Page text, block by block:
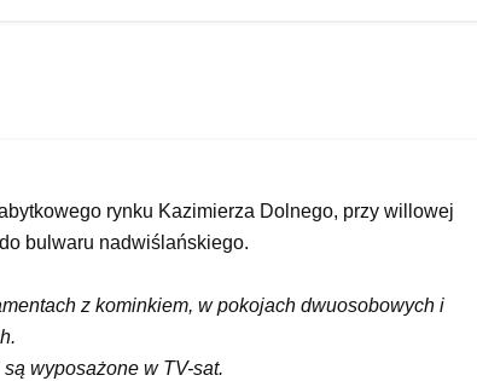
rynku Kazimierza Dolnego, przy willowej
bulwaru nadwiślańskiego.
z kominkiem, w pokojach dwuosobowych i
wyposażone w TV-sat.